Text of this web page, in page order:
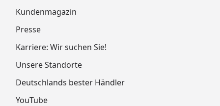
Kundenmagazin
Presse
Karriere: Wir suchen Sie!
Unsere Standorte
Deutschlands bester Händler
YouTube